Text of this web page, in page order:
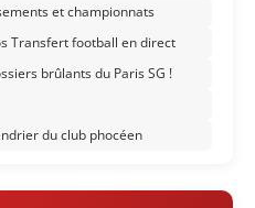
et championnats
Transfert football en direct
brûlants du Paris SG !
du club phocéen